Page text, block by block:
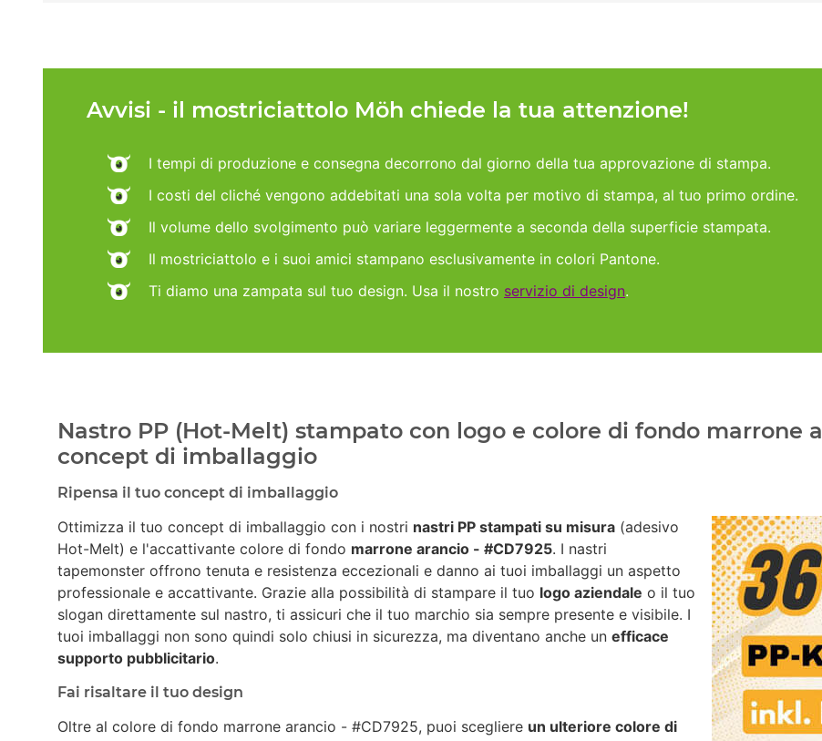
Avvisi - il mostriciattolo Möh chiede la tua attenzione!
I tempi di produzione e consegna decorrono dal giorno della tua approvazione di stampa.
I costi del cliché vengono addebitati una sola volta per motivo di stampa, al tuo primo ordine.
Il volume dello svolgimento può variare leggermente a seconda della superficie stampata.
Il mostriciattolo e i suoi amici stampano esclusivamente in colori Pantone.
Ti diamo una zampata sul tuo design. Usa il nostro servizio di design.
Nastro PP (Hot-Melt) stampato con logo e colore di fondo marrone
concept di imballaggio
Ripensa il tuo concept di imballaggio
Ottimizza il tuo concept di imballaggio con i nostri nastri PP stampati su misura (adesivo
Hot-Melt) e l'accattivante colore di fondo marrone arancio - #CD7925. I nastri
tapemonster offrono tenuta e resistenza eccezionali e danno ai tuoi imballaggi un aspetto
professionale e accattivante. Grazie alla possibilità di stampare il tuo logo aziendale o il tuo
slogan direttamente sul nastro, ti assicuri che il tuo marchio sia sempre presente e visibile. I
tuoi imballaggi non sono quindi solo chiusi in sicurezza, ma diventano anche un efficace
supporto pubblicitario.
Fai risaltare il tuo design
Oltre al colore di fondo marrone arancio - #CD7925, puoi scegliere un ulteriore colore di